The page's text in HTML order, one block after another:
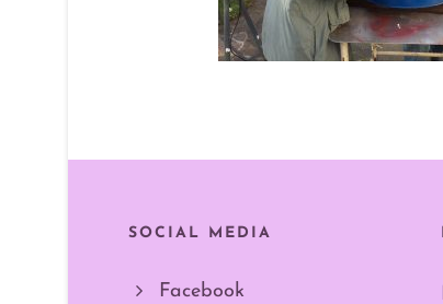
SOCIAL MEDIA
Facebook